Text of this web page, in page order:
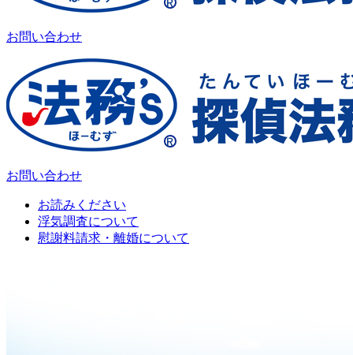
お問い合わせ
お問い合わせ
お読みください
浮気調査について
慰謝料請求・離婚について